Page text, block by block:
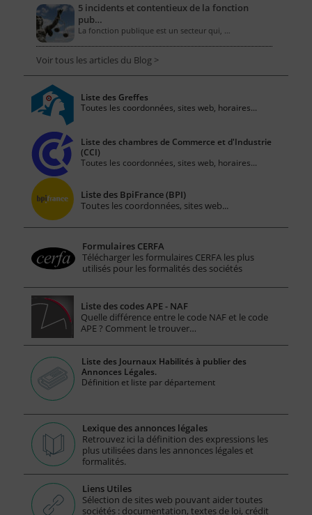
5 incidents et contentieux de la fonction
pub…
La fonction publique est un secteur qui, …
Voir tous les articles du Blog >
Liste des Greffes
Toutes les coordonnées, sites web, horaires...
Liste des chambres de Commerce et d'Industrie
(CCI)
Toutes les coordonnées, sites web, horaires...
Liste des BpiFrance (BPI)
Toutes les coordonnées, sites web...
Formulaires CERFA
Télécharger les formulaires CERFA les plus
utilisés pour les formalités des sociétés
Liste des codes APE - NAF
Quelle différence entre le code NAF et le code
APE ? Comment le trouver…
Liste des Journaux Habilités à publier des
Annonces Légales.
Définition et liste par département
Lexique des annonces légales
Retrouvez ici la définition des expressions les
plus utilisées dans les annonces légales et
formalités.
Liens Utiles
Sélection de sites web pouvant aider toutes
sociétés : documentation, textes de loi, crédit